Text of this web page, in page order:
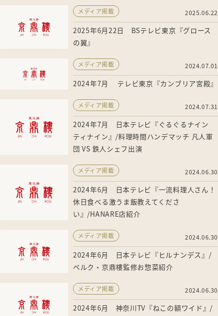
メディア掲載 2025.06.22
2025年6月22日 BSテレビ東京『グロース
の翼』
メディア掲載 2024.07.01
2024年7月 テレビ東京『カンブリア宮殿』
メディア掲載 2024.07.31
2024年7月 日本テレビ『ぐるぐるナイン
ティナイン』/料理時間ハンデマッチ 凡人軍
団 VS 鉄人シェフ出演
メディア掲載 2024.06.30
2024年6月 日本テレビ『一流料理人さん！
休日食べる激うま飯教えてくださ
い』/HANARE店紹介
メディア掲載 2024.06.30
2024年6月 日本テレビ『ヒルナンデス』/
ベルク・京鼎樓監修お惣菜紹介
メディア掲載 2024.06.30
2024年6月 神奈川TV『ねこの額ワイド』/